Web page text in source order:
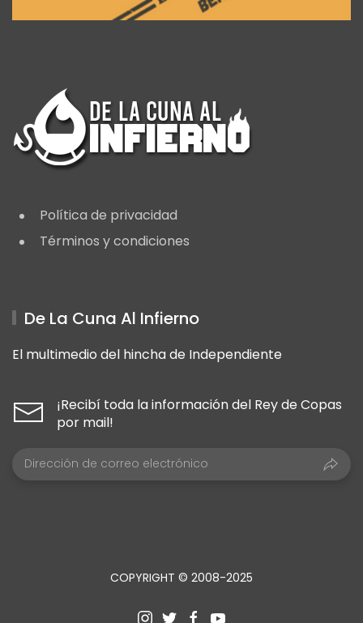
Política de privacidad
Términos y condiciones
De La Cuna Al Infierno
El multimedio del hincha de Independiente
¡Recibí toda la información del Rey de Copas
por mail!
COPYRIGHT © 2008-2025